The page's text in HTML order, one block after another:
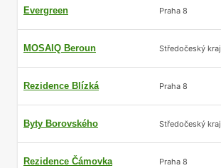
Evergreen Praha 8
MOSAIQ Beroun Středočeský kraj
Rezidence Blízká Praha 8
Byty Borovského Středočeský kraj
Rezidence Čámovka Praha 8